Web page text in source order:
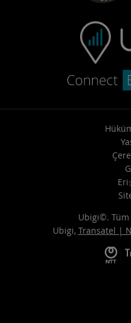
Ubigi©. Tüm
Ubigi, Transatel |